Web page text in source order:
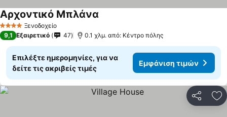
4 ΑστέριαΞενοδοχείο
Αρχοντικό Μπλάνα
9,1 Εξαιρετικό 47 0.1 χλμ. από: Κέντρο πόλης
Επιλέξτε ημερομηνίες, για να
δείτε τις ακριβείς τιμές
Εμφάνιση τιμών